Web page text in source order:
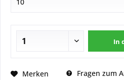
In
Merken Fragen zum